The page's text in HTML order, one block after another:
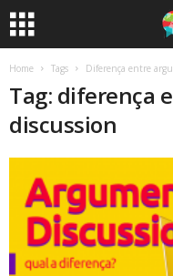
Home Tags Diferença entre
Tag: diferença
discussion